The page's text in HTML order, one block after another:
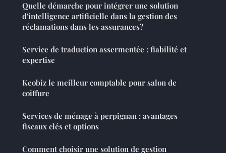
Quelle démarche pour intégrer une solution
d'intelligence artificielle dans la gestion des
réclamations dans les assurances?
Service de traduction assermentée : fiabilité et
expertise
Keobiz le meilleur comptable pour salon de
coiffure
Services de ménage à perpignan : avantages
fiscaux clés et options
Comment choisir une solution de gestion